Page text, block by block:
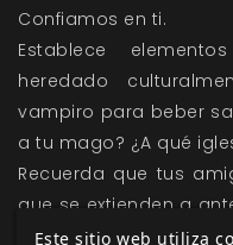
Confiamos en ti.
Establece
heredado
vampiro para beber
a tu mago? ¿A qué
Recuerda que tus
que se extienden a
unos a otros por la
Este sitio web utiliza